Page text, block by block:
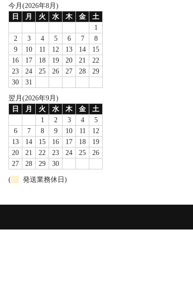
今月(2026年8月)
日
月 火 水 木 金
土
1
2
3 4 5 6 7
8
9
10 11 12 13 14
15
16
17 18 19 20 21
22
23
24 25 26 27 28
29
30
31
翌月(2026年9月)
日
月 火 水 木 金
土
1
2 3 4
5
6
7 8 9 10 11
12
13
14 15 16 17 18
19
20
21 22 23 24 25
26
27
28 29 30
( 発送業務休日)